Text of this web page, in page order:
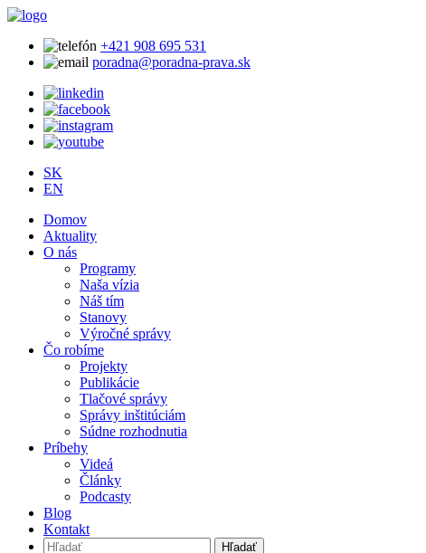
+421 908 695 531
poradna@poradna-prava.sk
SK
EN
Domov
Aktuality
O nás
Programy
Naša vízia
Náš tím
Stanovy
Výročné správy
Čo robíme
Projekty
Publikácie
Tlačové správy
Správy inštitúciám
Súdne rozhodnutia
Príbehy
Videá
Články
Podcasty
Blog
Kontakt
Hľadať: